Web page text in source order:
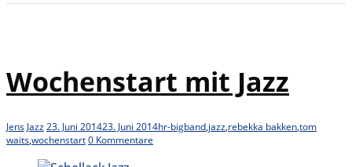
Wochenstart mit Jazz
JensJazz23. Juni 201423. Juni 2014hr-bigband,jazz,rebekka bakken,tom
waits,wochenstart0 Kommentare